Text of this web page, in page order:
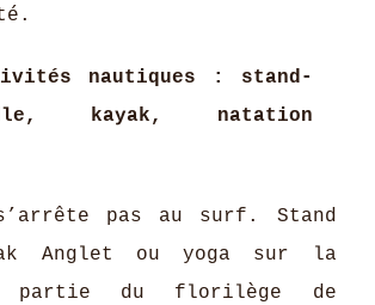
nautiques : stand-
kayak, natation
pas au surf. Stand
Anglet ou yoga sur la
partie du florilège de